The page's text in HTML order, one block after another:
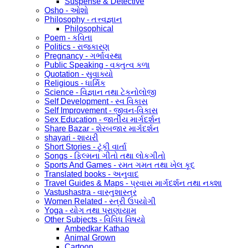
Osho - ઓશો
Philosophy - તત્ત્વજ્ઞાન
Philosophical
Poem - કવિતા
Politics - રાજકારણ
Pregnancy - ગર્ભાવસ્થા
Public Speaking - વક્તુત્વ કળા
Quotation - સુવાક્યો
Religious - ધાર્મિક
Science - વિજ્ઞાન તથા ટેકનોલોજી
Self Development - સ્વ વિકાસ
Self Improvement - જીવન-વિકાસ
Sex Education - જાતીય માર્ગદર્શન
Share Bazar - શેરબજાર માર્ગદર્શન
shayari - શાયરી
Short Stories - ટૂંકી વાર્તા
Songs - ફિલ્મના ગીતો તથા લોકગીતો
Sports And Games - રમત ગમત તથા ખેલ કૂદ
Translated books - અનુવાદ
Travel Guides & Maps - પ્રવાસ માર્ગદર્શન તથા નક્શા
Vastushastra - વાસ્તુશાસ્ત્ર
Women Related - સ્ત્રી ઉપયોગી
Yoga - યોગ તથા પ્રાણાયામ
Other Subjects - વિવિધ વિષયો
Ambedkar Kathao
Animal Grown